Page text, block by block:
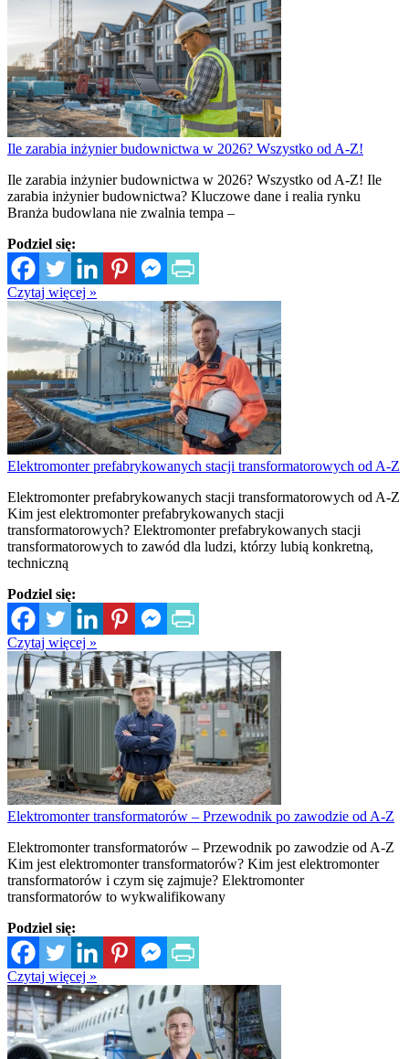
Ile zarabia inżynier budownictwa w 2026? Wszystko od A-Z!
Ile zarabia inżynier budownictwa w 2026? Wszystko od A-Z! Ile
zarabia inżynier budownictwa? Kluczowe dane i realia rynku
Branża budowlana nie zwalnia tempa –
Podziel się:
Czytaj więcej »
Elektromonter prefabrykowanych stacji transformatorowych od A-Z
Elektromonter prefabrykowanych stacji transformatorowych od A-Z
Kim jest elektromonter prefabrykowanych stacji
transformatorowych? Elektromonter prefabrykowanych stacji
transformatorowych to zawód dla ludzi, którzy lubią konkretną,
techniczną
Podziel się:
Czytaj więcej »
Elektromonter transformatorów – Przewodnik po zawodzie od A-Z
Elektromonter transformatorów – Przewodnik po zawodzie od A-Z
Kim jest elektromonter transformatorów? Kim jest elektromonter
transformatorów i czym się zajmuje? Elektromonter
transformatorów to wykwalifikowany
Podziel się:
Czytaj więcej »